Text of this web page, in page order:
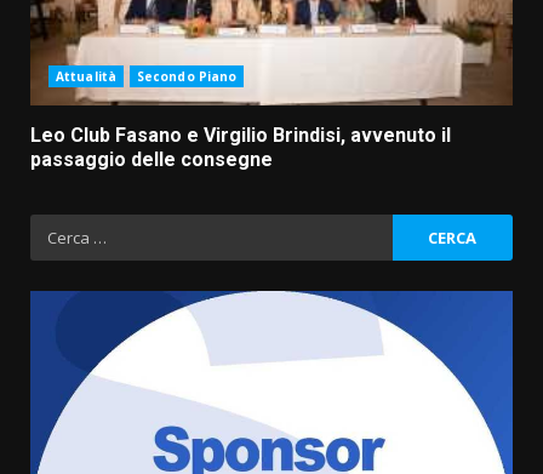
Attualità Secondo Piano
Leo Club Fasano e Virgilio Brindisi, avvenuto il
passaggio delle consegne
Ricerca
per: